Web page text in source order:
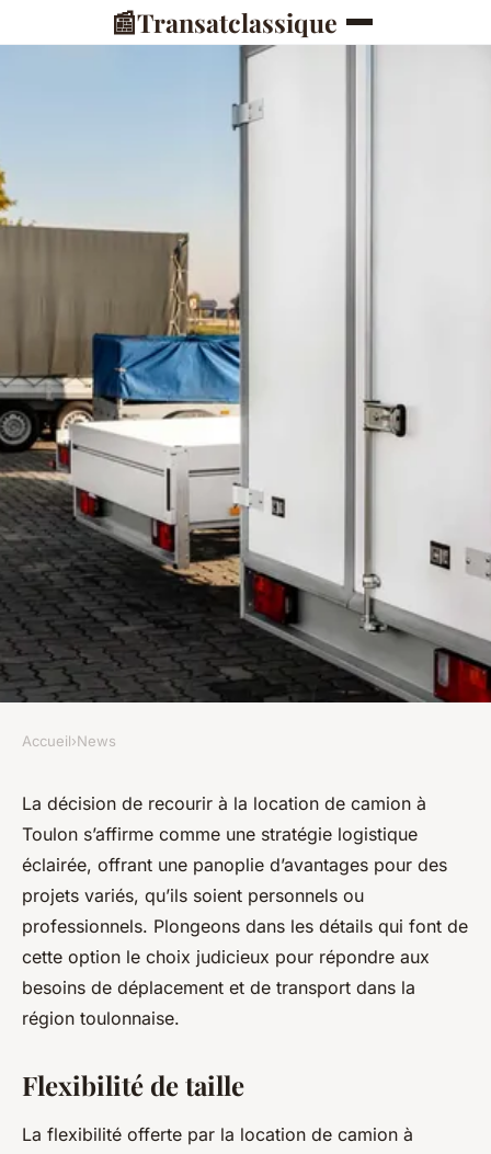
📰Transatclassique
Pourquoi opter pour la
location de Camion à Toulon ?
diodore •17 décembre 2023•2 min de lecture
Accueil›News
La décision de recourir à la location de camion à
Toulon s’affirme comme une stratégie logistique
éclairée, offrant une panoplie d’avantages pour des
projets variés, qu’ils soient personnels ou
professionnels. Plongeons dans les détails qui font de
cette option le choix judicieux pour répondre aux
besoins de déplacement et de transport dans la
région toulonnaise.
Flexibilité de taille
La flexibilité offerte par la location de camion à